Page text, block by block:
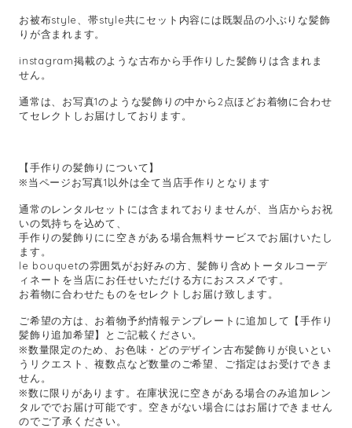
お被布style、帯style共にセット内容には既製品の小ぶりな髪飾
りが含まれます。
instagram掲載のような古布から手作りした髪飾りは含まれま
せん。
通常は、お写真1のような髪飾りの中から2点ほどお着物に合わせ
てセレクトしお届けしております。
【手作りの髪飾りについて】
※当ページお写真1以外は全て当店手作りとなります
通常のレンタルセットには含まれておりませんが、当店からお祝
いの気持ちを込めて、
手作りの髪飾りにに空きがある場合無料サービスでお届けいたし
ます。
le bouquetの雰囲気がお好みの方、髪飾り含めトータルコーデ
ィネートを当店にお任せいただける方におススメです。
お着物に合わせたものをセレクトしお届け致します。
ご希望の方は、お着物予約情報テンプレートに追加して【手作り
髪飾り追加希望】とご記載ください。
※数量限定のため、お色味・どのデザイン古布髪飾りが良いとい
うリクエスト、複数点など数量のご希望、ご指定はお受けできま
せん。
※数に限りがあります。在庫状況に空きがある場合のみ追加レン
タルででお届け可能です。空きがない場合にはお届けできません
のでご了承ください。